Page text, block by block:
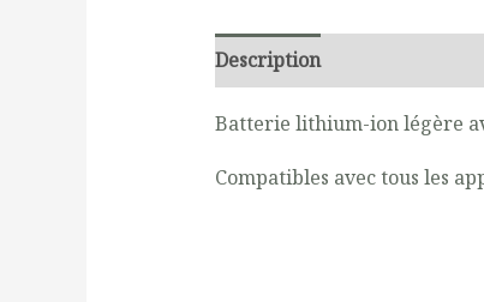
Description
Batterie lithium-ion légère
Compatibles avec tous les